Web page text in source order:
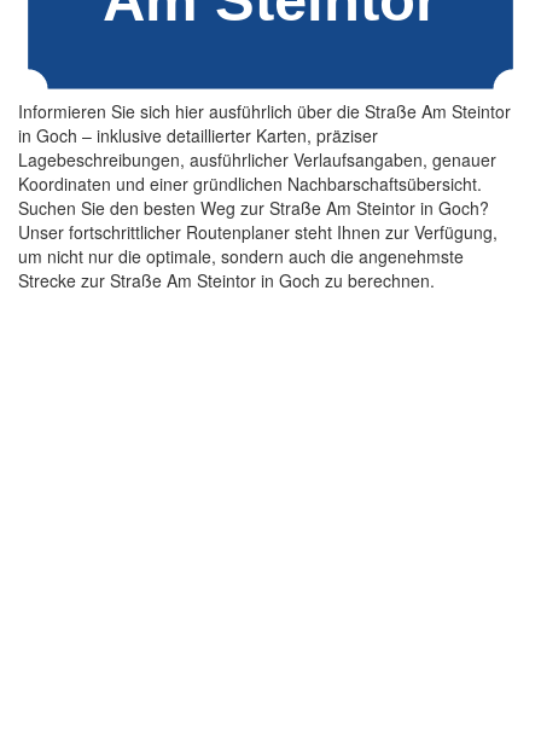
Informieren Sie sich hier ausführlich über die Straße Am Steintor
in Goch – inklusive detaillierter Karten, präziser
Lagebeschreibungen, ausführlicher Verlaufsangaben, genauer
Koordinaten und einer gründlichen Nachbarschaftsübersicht.
Suchen Sie den besten Weg zur Straße Am Steintor in Goch?
Unser fortschrittlicher Routenplaner steht Ihnen zur Verfügung,
um nicht nur die optimale, sondern auch die angenehmste
Strecke zur Straße Am Steintor in Goch zu berechnen.